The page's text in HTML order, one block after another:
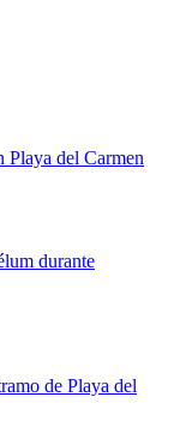
Playa del Carmen
durante
de Playa del